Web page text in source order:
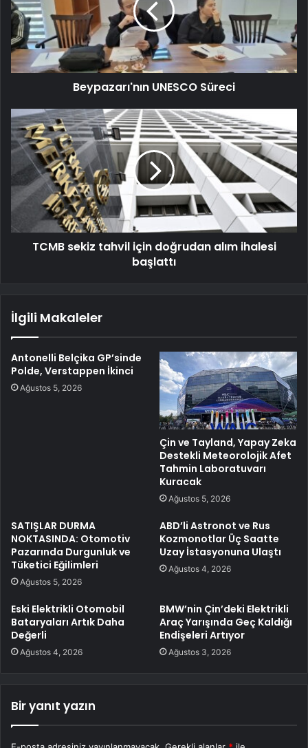
Beypazarı'nın UNESCO Süreci
TCMB sekiz tahvil için doğrudan alım ihalesi
başlattı
İlgili Makaleler
Antonelli Belçika GP’sinde
Polde, Verstappen İkinci
Ağustos 5, 2026
Çin ve Tayland, Yapay Zeka
Destekli Meteorolojik Afet
Tahmin Laboratuvarı
Kuracak
Ağustos 5, 2026
SATIŞLAR DURMA
NOKTASINDA: Otomotiv
Pazarında Durgunluk ve
Tüketici Eğilimleri
Ağustos 5, 2026
ABD’li Astronot ve Rus
Kozmonotlar Üç Saatte
Uzay İstasyonuna Ulaştı
Ağustos 4, 2026
Eski Elektrikli Otomobil
Bataryaları Artık Daha
Değerli
Ağustos 4, 2026
BMW’nin Çin’deki Elektrikli
Araç Yarışında Geç Kaldığı
Endişeleri Artıyor
Ağustos 3, 2026
Bir yanıt yazın